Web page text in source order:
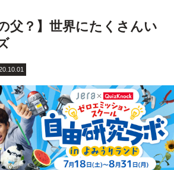
父？】世界にたくさんい